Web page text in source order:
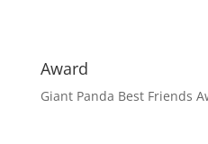
Award
Giant Panda Best Friends